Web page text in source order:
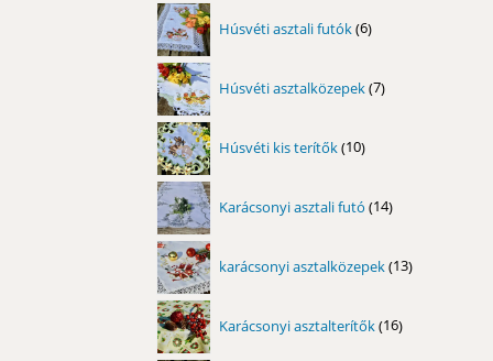
Húsvéti asztali futók 6
termék
Húsvéti asztalközepek 7
termék
Húsvéti kis terítők 10
termék
Karácsonyi asztali futó 14
termék
karácsonyi asztalközepek 13
termék
Karácsonyi asztalterítők 16
termék